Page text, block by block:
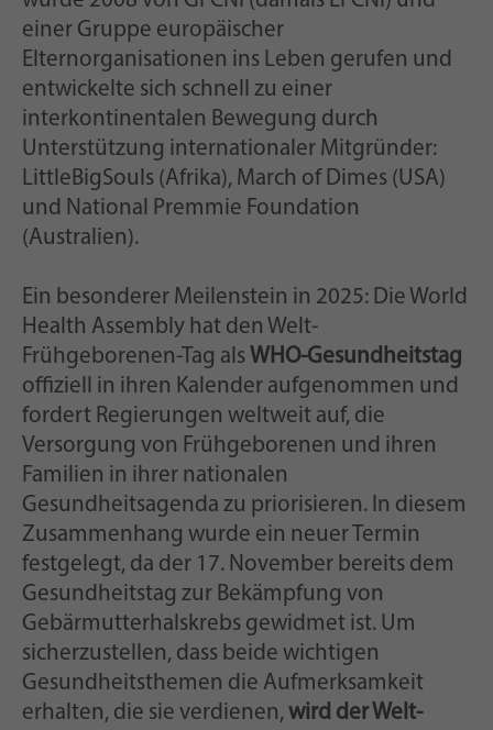
einer Gruppe europäischer
Elternorganisationen ins Leben gerufen und
entwickelte sich schnell zu einer
interkontinentalen Bewegung durch
Unterstützung internationaler Mitgründer:
LittleBigSouls (Afrika), March of Dimes (USA)
und National Premmie Foundation
(Australien).
Ein besonderer Meilenstein in 2025: Die World
Health Assembly hat den Welt-
Frühgeborenen-Tag als WHO-Gesundheitstag
offiziell in ihren Kalender aufgenommen und
fordert Regierungen weltweit auf, die
Versorgung von Frühgeborenen und ihren
Familien in ihrer nationalen
Gesundheitsagenda zu priorisieren. In diesem
Zusammenhang wurde ein neuer Termin
festgelegt, da der 17. November bereits dem
Gesundheitstag zur Bekämpfung von
Gebärmutterhalskrebs gewidmet ist. Um
sicherzustellen, dass beide wichtigen
Gesundheitsthemen die Aufmerksamkeit
erhalten, die sie verdienen,wird der Welt-